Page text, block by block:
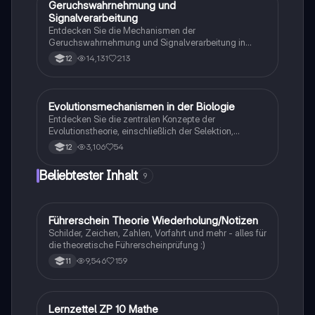
Biologie
Geruchswahrnehmung und
Signalverarbeitung
Entdecken Sie die Mechanismen der
Geruchswahrnehmung und Signalverarbeitung in
Nervenzellen. Diese Übungsaufgaben für das
mündliche Abitur in Neurobiologie behandeln
Studierende, die sich auf Prüfungen vorbereiten.
12 14,131 213
Biologie
Evolutionsmechanismen in der Biologie
Entdecken Sie die zentralen Konzepte der
Evolutionstheorie, einschließlich der Selektion,
Isolationsmechanismen und Evolutionsfaktoren wie
Mutation und Rekombination. Diese
die verschiedenen Selektionsarten und die
im Grundkurs.
12 3,106 54
Beliebtester Inhalt 9
Lerntipps
Führerschein Theorie Wiederholung/Notizen
Schilder, Zeichen, Zahlen, Vorfahrt und mehr - alles für
die theoretische Führerscheinprüfung :)
11 9,546 159
Mathe
Lernzettel ZP 10 Mathe